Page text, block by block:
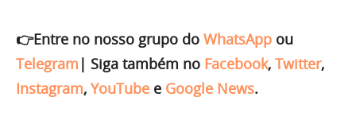
👉Entre no nosso grupo do WhatsApp ou
Telegram | Siga também no Facebook, Twitter,
Instagram, YouTube e Google News.